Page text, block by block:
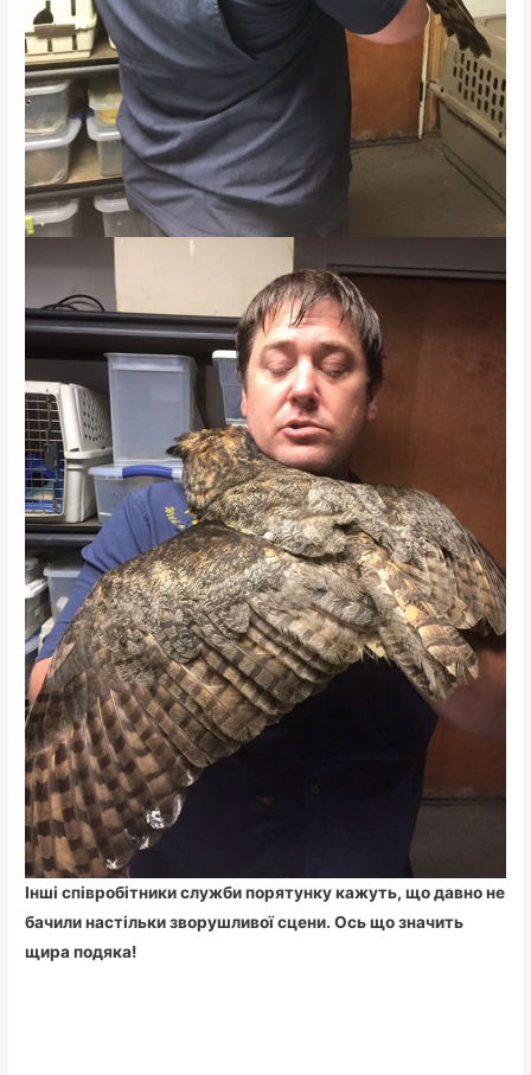
Інші співробітники служби порятунку кажуть, що давно не
бачили настільки зворушливої сцени. Ось що значить
щира подяка!